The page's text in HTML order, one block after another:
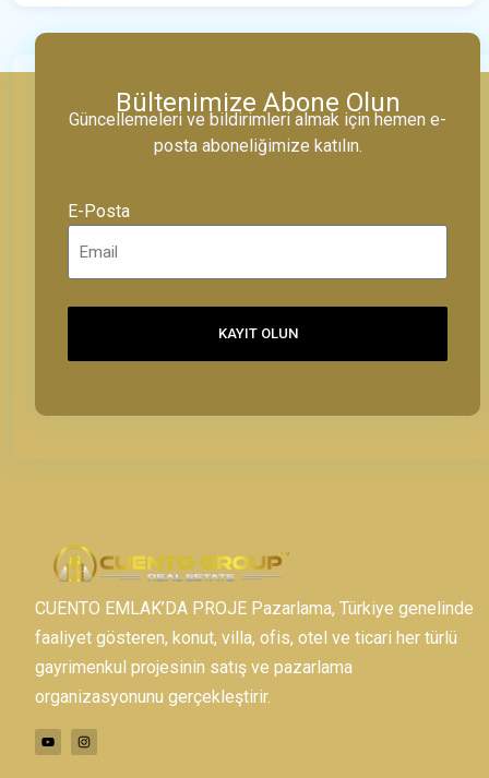
Bültenimize Abone Olun
Güncellemeleri ve bildirimleri almak için hemen e-
posta aboneliğimize katılın.
E-Posta
KAYIT OLUN
CUENTO EMLAK’DA PROJE Pazarlama, Türkiye genelinde
faaliyet gösteren, konut, villa, ofis, otel ve ticari her türlü
gayrimenkul projesinin satış ve pazarlama
organizasyonunu gerçekleştirir.